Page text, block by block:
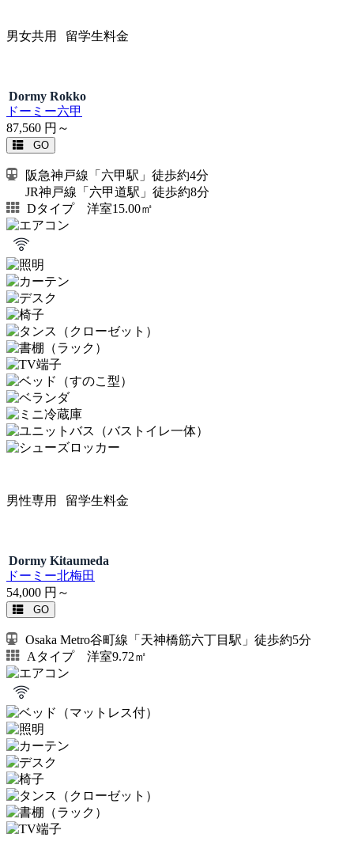
男女共用 留学生料金
Dormy Rokko
ドーミー六甲
87,560 円～
GO
阪急神戸線「六甲駅」徒歩約4分
JR神戸線「六甲道駅」徒歩約8分
Dタイプ 洋室15.00㎡
男性専用 留学生料金
Dormy Kitaumeda
ドーミー北梅田
54,000 円～
GO
Osaka Metro谷町線「天神橋筋六丁目駅」徒歩約5分
Aタイプ 洋室9.72㎡